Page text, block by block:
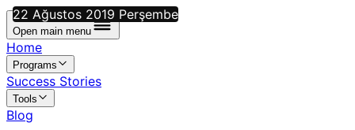
Open main menu
Home
Programs
Success Stories
Tools
Blog
22 Ağustos 2019 Perşembe